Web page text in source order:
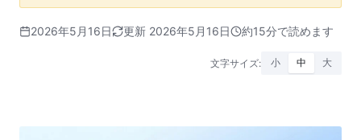
2026年5月16日 更新 2026年5月16日 約15分で読めます
文字サイズ: 小 中 大